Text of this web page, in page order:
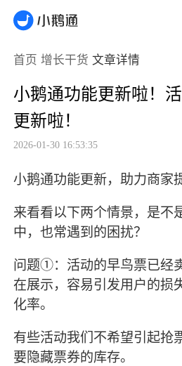
首页 增长干货 文章详情
小鹅通功能更新啦！
更新啦！
2026-01-30 16:53:35
小鹅通功能更新，助力商家
来看看以下两个情景，是不
中，也常遇到的困扰？
问题①：活动的早鸟票已经
在展示，容易引发用户的损
化率。
有些活动我们不希望引起抢
要隐藏票券的库存。